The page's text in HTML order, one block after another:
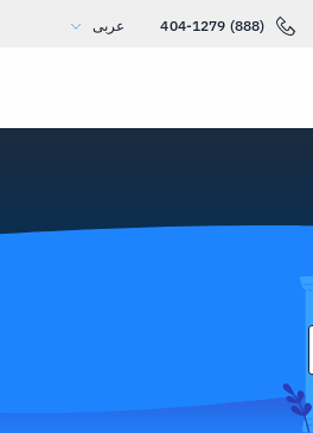
(888) 404-1279 عربى